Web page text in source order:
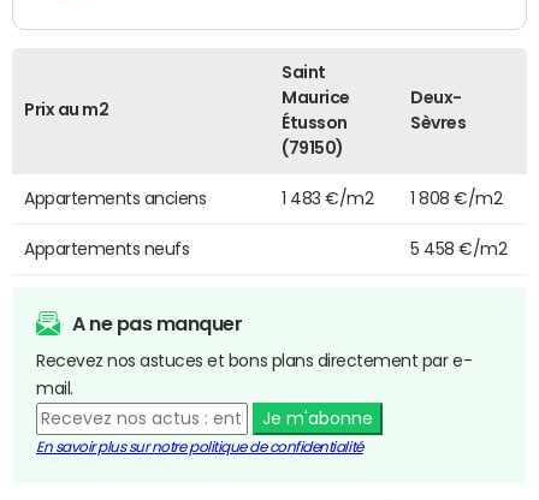
Prix au m2
Saint
Maurice
Étusson
(79150)
Deux-
Sèvres
Appartements anciens 1 483 €/m2 1 808 €/m2
Appartements neufs 5 458 €/m2
A ne pas manquer
Recevez nos astuces et bons plans directement par e-
mail.
Je m'abonne
En savoir plus sur notre politique de confidentialité